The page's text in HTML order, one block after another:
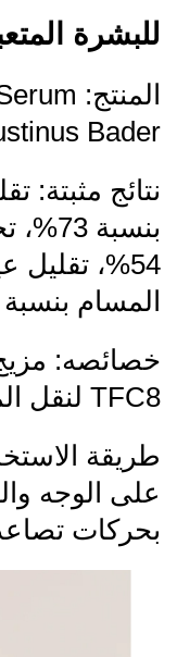
للبشرة
Bader
نتائج مثبتة:
المسام بنسبة 95% بعد 12 أسبوعاً.
خصائصه:
TFC8 لنقل المغذيات داخل الخلايا.
طريقة
على الوجه
بحركات